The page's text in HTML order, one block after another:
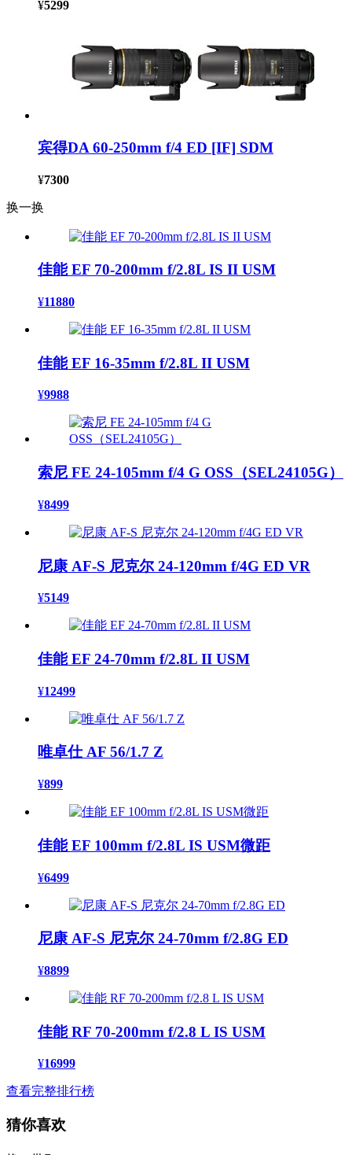
¥5299
宾得DA 60-250mm f/4 ED [IF] SDM
¥7300
换一换
佳能 EF 70-200mm f/2.8L IS II USM
¥11880
佳能 EF 16-35mm f/2.8L II USM
¥9988
索尼 FE 24-105mm f/4 G OSS（SEL24105G）
¥8499
尼康 AF-S 尼克尔 24-120mm f/4G ED VR
¥5149
佳能 EF 24-70mm f/2.8L II USM
¥12499
唯卓仕 AF 56/1.7 Z
¥899
佳能 EF 100mm f/2.8L IS USM微距
¥6499
尼康 AF-S 尼克尔 24-70mm f/2.8G ED
¥8899
佳能 RF 70-200mm f/2.8 L IS USM
¥16999
查看完整排行榜
猜你喜欢